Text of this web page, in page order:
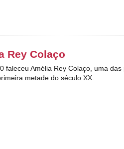
Rey Colaço
faleceu Amélia Rey Colaço, uma das
metade do século XX.